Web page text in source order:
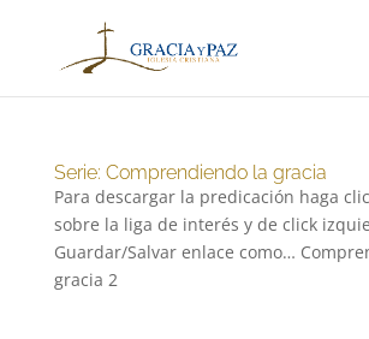
Serie: Comprendiendo la gracia
Para descargar la predicación haga
sobre la liga de interés y de click
Guardar/Salvar enlace como…
gracia 2